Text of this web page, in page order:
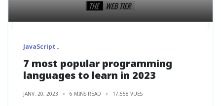
JavaScript
7 most popular programming
languages to learn in 2023
JANV. 20, 2023 6 MINS READ 17,558 VUES